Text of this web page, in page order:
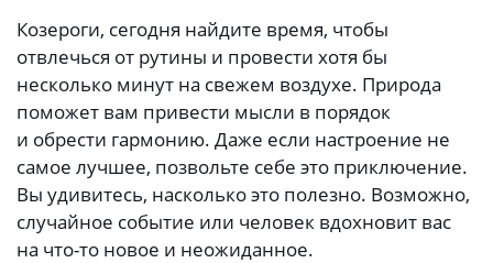
Козероги, сегодня найдите время, чтобы
отвлечься от рутины и провести хотя бы
несколько минут на свежем воздухе. Природа
поможет вам привести мысли в порядок
и обрести гармонию. Даже если настроение не
самое лучшее, позвольте себе это приключение.
Вы удивитесь, насколько это полезно. Возможно,
случайное событие или человек вдохновит вас
на что-то новое и неожиданное.